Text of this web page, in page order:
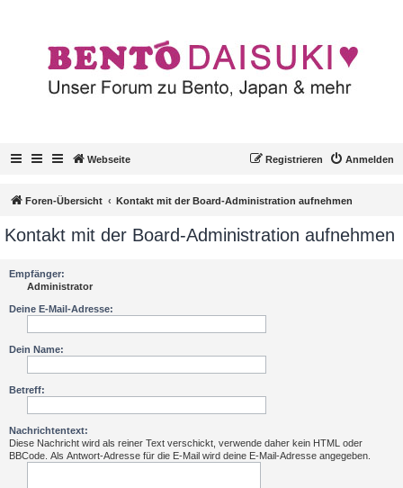
Webseite Anmelden
Registrieren
Foren-Übersicht Kontakt mit der Board-Administration aufnehmen
Kontakt mit der Board-Administration aufnehmen
Empfänger:
Administrator
Deine E-Mail-Adresse:
Dein Name:
Betreff:
Nachrichtentext:
Diese Nachricht wird als reiner Text verschickt, verwende daher kein HTML oder
BBCode. Als Antwort-Adresse für die E-Mail wird deine E-Mail-Adresse angegeben.